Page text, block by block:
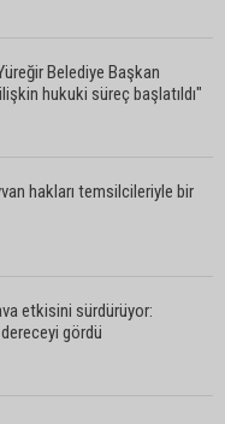
Belediye Başkan
hukuki süreç başlatıldı"
hakları temsilcileriyle bir
etkisini sürdürüyor:
gördü